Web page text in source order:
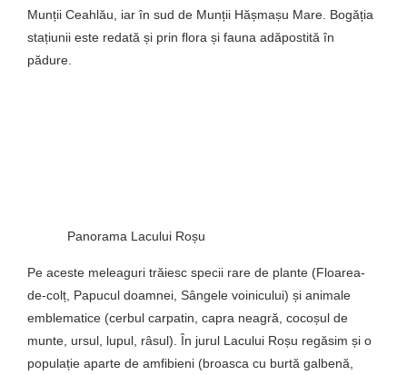
Munții Ceahlău, iar în sud de Munții Hășmașu Mare. Bogăția
stațiunii este redată și prin flora și fauna adăpostită în
pădure.
Panorama Lacului Roșu
Pe aceste meleaguri trăiesc specii rare de plante (Floarea-
de-colț, Papucul doamnei, Sângele voinicului) și animale
emblematice (cerbul carpatin, capra neagră, cocoșul de
munte, ursul, lupul, râsul). În jurul Lacului Roșu regăsim și o
populație aparte de amfibieni (broasca cu burtă galbenă,